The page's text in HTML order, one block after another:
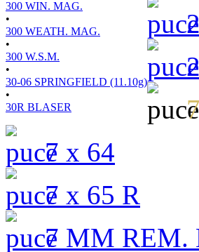
300 WIN. MAG.
•
300 WEATH. MAG.
•
300 W.S.M.
•
30-06 SPRINGFIELD (11.10g)
•
30R BLASER
7 x 64
7 x 65 R
7 MM REM.